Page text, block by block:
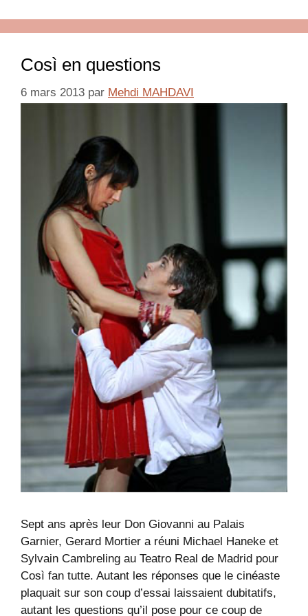
Così en questions
6 mars 2013 par Mehdi MAHDAVI
Sept ans après leur Don Giovanni au Palais
Garnier, Gerard Mortier a réuni Michael Haneke et
Sylvain Cambreling au Teatro Real de Madrid pour
Così fan tutte. Autant les réponses que le cinéaste
plaquait sur son coup d’essai laissaient dubitatifs,
autant les questions qu’il pose pour ce coup de